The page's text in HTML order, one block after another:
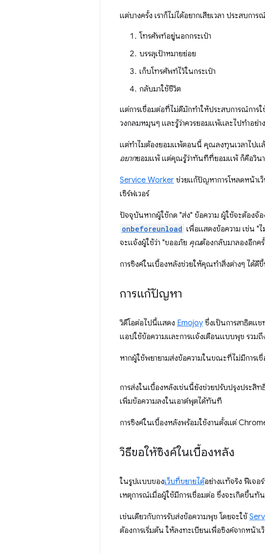
แต่บางครั้ง เราก็ไม่ได้อยากเสียเวลา ประสบก
โทรศัพท์อยู่นอกกระเป๋า
บรรลุเป้าหมายย่อย
เก็บโทรศัพท์ไว้ในกระเป๋า
กลับมาใช้ชีวิต
แต่การเชื่อมต่อที่ไม่ดีมักทำให้ประสบการณ์การ
วงกลมหมุนๆ และรู้ว่าควรยอมแพ้และไปทำอย่
แต่ทำไมต้องยอมแพ้ตอนนี้ คุณลงทุนเวลาไปแล้
อยากยอมแพ้ แต่คุณรู้ว่าทันทีที่ยอมแพ้ ก็คือวิน
Service Worker ช่วยแก้ปัญหาการโหลดหน้าเ
เซิร์ฟเวอร์
ปัจจุบันหากผู้ใช้กด "ส่ง" ข้อความ ผู้ใช้จะต้องจ้
onbeforeunload เพื่อแสดงข้อความ เช่น
จะแจ้งผู้ใช้ว่า "ขออภัย คุณต้องกลับมาลองอีกค
การซิงค์ในเบื้องหลังช่วยให้คุณทำสิ่งต่างๆ ได้ดี
การแก้ปัญหา
วิดีโอต่อไปนี้แสดง Emojoy ซึ่งเป็นการสาธิตแ
แอปใช้ข้อความและการแจ้งเตือนแบบพุช รวม
หากผู้ใช้พยายามส่งข้อความในขณะที่ไม่มีการเ
การส่งในเบื้องหลังเช่นนี้ยังช่วยปรับปรุงประสิ
เพิ่มข้อความลงในเอาต์พุตได้ทันที
การซิงค์ในเบื้องหลังพร้อมใช้งานตั้งแต่
วิธีขอให้ซิงค์ในเบื้องหลัง
ในรูปแบบของเว็บที่ขยายได้อย่างแท้จริง ฟีเจอ
เหตุการณ์เมื่อผู้ใช้มีการเชื่อมต่อ ซึ่งจะเกิดขึ้
เช่นเดียวกับการรับส่งข้อความพุช โดยจะใช้
ต้องการเริ่มต้น ให้ลงทะเบียนเพื่อซิงค์จากหน้าเ